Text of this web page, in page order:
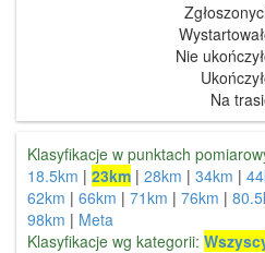
Nie
Na
Klasyfikacje w punktach
18.5km | 23km | 28km | 34km |
62km | 66km | 71km | 76km |
98km | Meta
Klasyfikacje wg kategorii: